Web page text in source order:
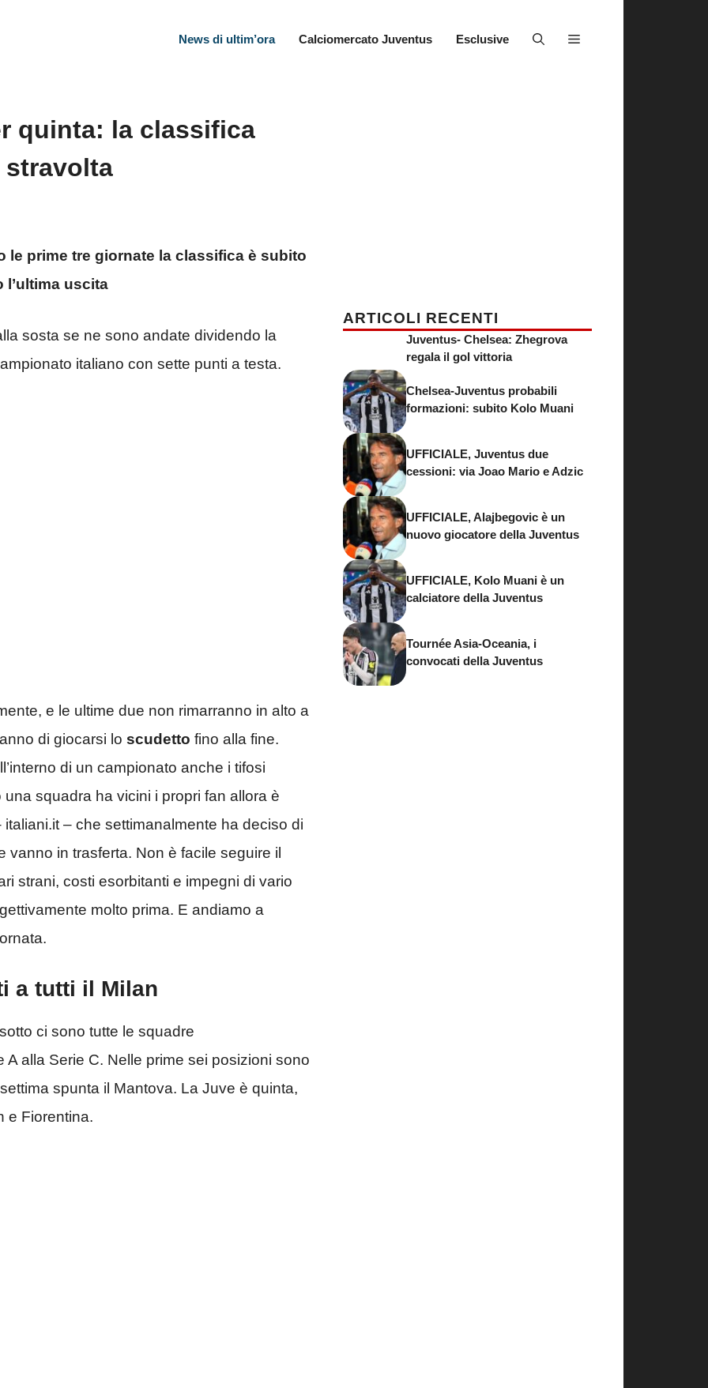
News di ultim’ora Calciomercato Juventus Esclusive
quinta: la classifica
le prime tre giornate la classifica è subito
l’ultima uscita
sosta se ne sono andate dividendo la
italiano con sette punti a testa.
e le ultime due non rimarranno in alto a
di giocarsi lo scudetto fino alla fine.
di un campionato anche i tifosi
squadra ha vicini i propri fan allora è
italiani.it – che settimanalmente ha deciso di
in trasferta. Non è facile seguire il
strani, costi esorbitanti e impegni di vario
molto prima. E andiamo a
a tutti il Milan
ci sono tutte le squadre
alla Serie C. Nelle prime sei posizioni sono
spunta il Mantova. La Juve è quinta,
e Fiorentina.
ARTICOLI RECENTI
Juventus- Chelsea: Zhegrova
regala il gol vittoria
Chelsea-Juventus probabili
formazioni: subito Kolo Muani
UFFICIALE, Juventus due
cessioni: via Joao Mario e Adzic
UFFICIALE, Alajbegovic è un
nuovo giocatore della Juventus
UFFICIALE, Kolo Muani è un
calciatore della Juventus
Tournée Asia-Oceania, i
convocati della Juventus